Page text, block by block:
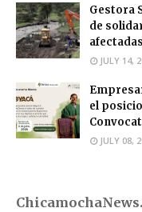
Gestora
de
JULY 14,
el
JULY 08,